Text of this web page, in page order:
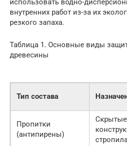
использовать водно-
внутренних работ из-за их
резкого запаха.
Таблица 1. Основные виды
древесины
Тип состава
Пропитки
(антипирены)
Скрытые